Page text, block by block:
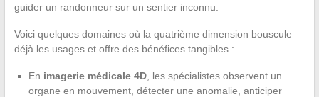
guider un randonneur sur un sentier inconnu.
Voici quelques domaines où la quatrième dimension bouscule
déjà les usages et offre des bénéfices tangibles :
En imagerie médicale 4D, les spécialistes observent un
organe en mouvement, détecter une anomalie, anticiper